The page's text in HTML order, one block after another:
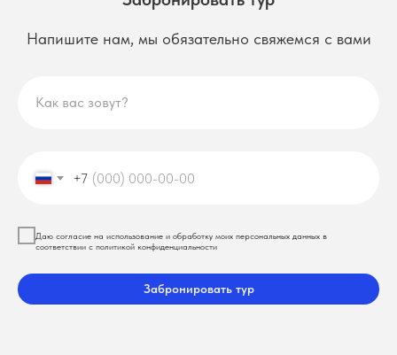
Напишите нам, мы обязательно свяжемся с вами
Как вас зовут?
+7
Даю согласие на использование и обработку моих персональных данных в
соответствии с политикой конфиденциальности
Забронировать тур